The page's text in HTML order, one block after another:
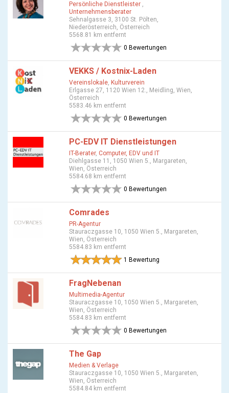
Persönliche Dienstleister ,
Unternehmensberater
Sehnalgasse 3, 3100 St. Pölten,
Niederösterreich, Österreich
5568.81 km entfernt
0 Bewertungen
VEKKS / Kostnix-Laden
Vereinslokale, Kulturverein
Erlgasse 27, 1120 Wien 12., Meidling, Wien,
Österreich
5583.46 km entfernt
0 Bewertungen
PC-EDV IT Dienstleistungen
IT-Berater, Computer, EDV und IT
Diehlgasse 11, 1050 Wien 5., Margareten,
Wien, Österreich
5584.68 km entfernt
0 Bewertungen
Comrades
PR-Agentur
Stauraczgasse 10, 1050 Wien 5., Margareten,
Wien, Österreich
5584.83 km entfernt
1 Bewertung
FragNebenan
Multimedia-Agentur
Stauraczgasse 10, 1050 Wien 5., Margareten,
Wien, Österreich
5584.83 km entfernt
0 Bewertungen
The Gap
Medien & Verlage
Stauraczgasse 10, 1050 Wien 5., Margareten,
Wien, Österreich
5584.84 km entfernt